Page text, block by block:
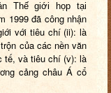
Thế giới họp tại
1999 đã công nhận
với tiêu chí (ii): là
của các nền văn
tế, và tiêu chí (v): là
cảng châu Á cổ